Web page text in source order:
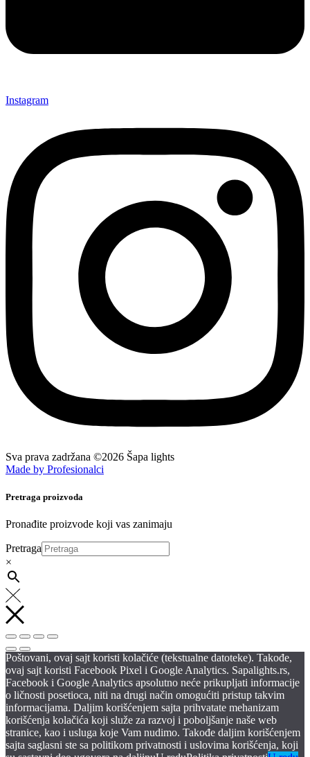
Instagram
Sva prava zadržana ©2026 Šapa lights
Made by Profesionalci
Pretraga proizvoda
Pronađite proizvode koji vas zanimaju
Pretraga
×
Poštovani, ovaj sajt koristi kolačiće (tekstualne datoteke). Takođe,
ovaj sajt koristi Facebook Pixel i Google Analytics. Sapalights.rs,
Facebook i Google Analytics apsolutno neće prikupljati informacije
o ličnosti posetioca, niti na drugi način omogućiti pristup takvim
informacijama. Daljim korišćenjem sajta prihvatate mehanizam
korišćenja kolačića koji služe za razvoj i poboljšanje naše web
stranice, kao i usluga koje Vam nudimo. Takođe daljim korišćenjem
sajta saglasni ste sa politikom privatnosti i uslovima korišćenja, koji